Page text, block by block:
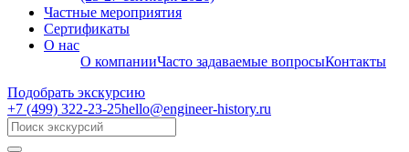
Частные мероприятия
Сертификаты
О нас
О компанииЧасто задаваемые вопросыКонтакты
Подобрать экскурсию
+7 (499) 322-23-25hello@engineer-history.ru